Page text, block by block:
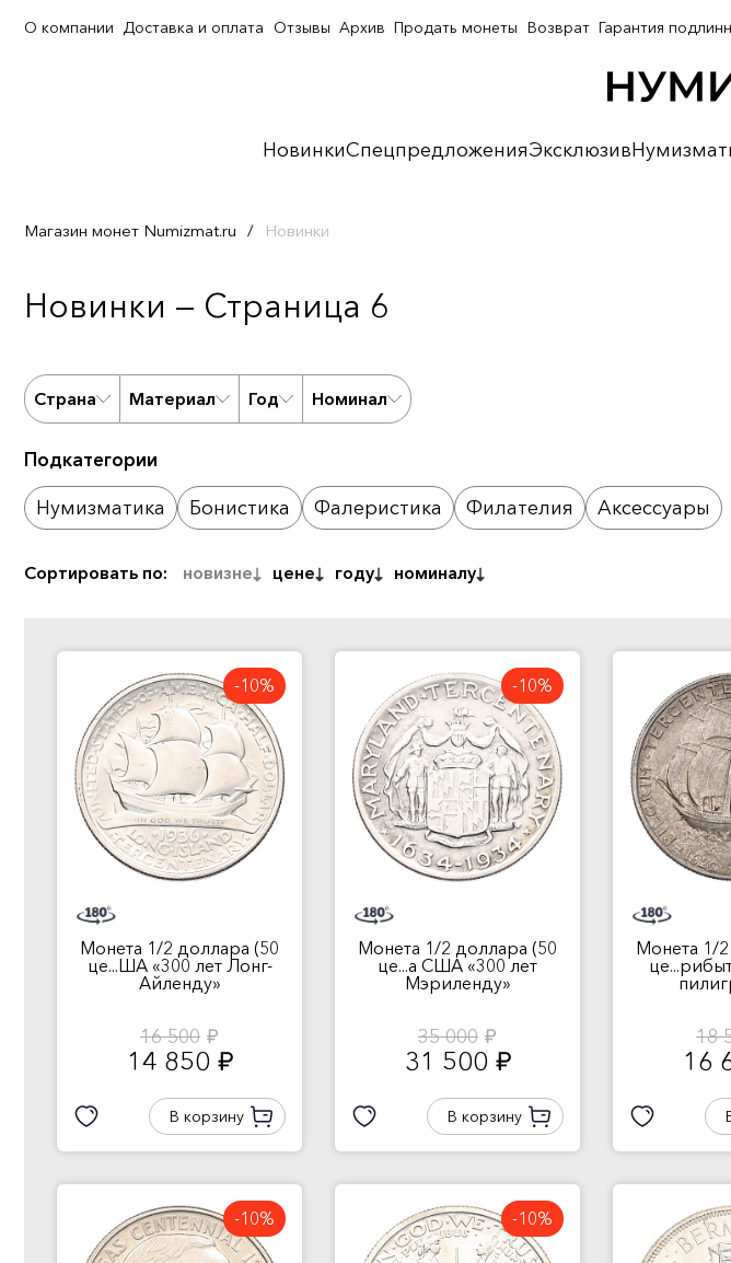
НовинкиСпецпредложенияЭксклюзив
О компании Доставка и оплата Отзывы Архив Продать монеты Возврат Гарантия
Магазин монет Numizmat.ru / Новинки
Новинки — Страница 6
Страна Материал Год Номинал
Подкатегории
Нумизматика Бонистика Фалеристика Филателия Аксессуары
Сортировать по: новизне цене году номиналу
-10%
Монета 1/2 доллара (50
це...ША «300 лет Лонг-
Айленду»
16 500 руб.
14 850 руб.
В корзину
-10%
Монета 1/2 доллара (50
це...а США «300 лет
Мэриленду»
35 000 руб.
31 500 руб.
В корзину
Монета 1/
18
16
-10% -10%